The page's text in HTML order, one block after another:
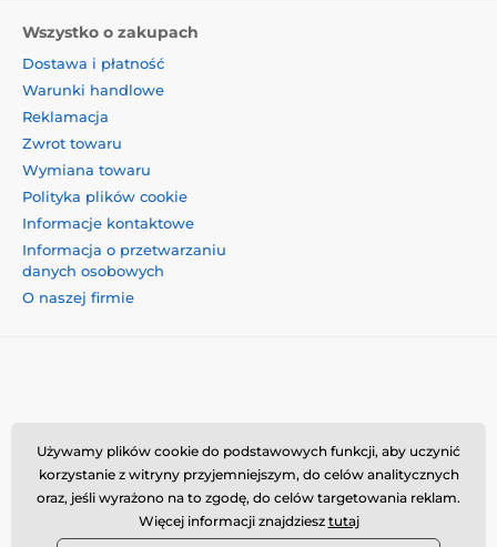
Wszystko o zakupach
Dostawa i płatność
Warunki handlowe
Reklamacja
Zwrot towaru
Wymiana towaru
Polityka plików cookie
Informacje kontaktowe
Informacja o przetwarzaniu
danych osobowych
O naszej firmie
Momanio s.r.o., Okružní 361/14, 74718, Píšť, Czechy,
VAT: CZ09604707, info@momanio.pl
Używamy plików cookie do podstawowych funkcji, aby uczynić
korzystanie z witryny przyjemniejszym, do celów analitycznych
oraz, jeśli wyrażono na to zgodę, do celów targetowania reklam.
Więcej informacji znajdziesz tutaj